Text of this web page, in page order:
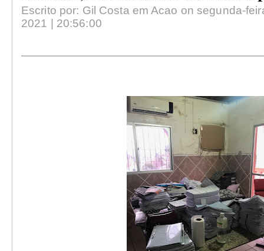
Escrito por: Gil Costa em Acao on segunda-
2021 | 20:56:00